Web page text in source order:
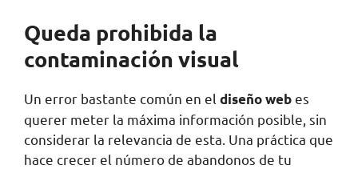
Queda prohibida la
contaminación visual
Un error bastante común en el diseño webes
querer meter la máxima información posible, sin
considerar la relevancia de esta. Una práctica que
hace crecer el número de abandonos de tu